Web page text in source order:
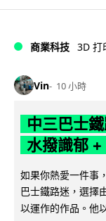
商業科技 3D 打
Vin 10 小時
中三巴士
水撥識郁
如果你熱愛一件事
巴士鐵路迷，選擇
以運作的作品。他